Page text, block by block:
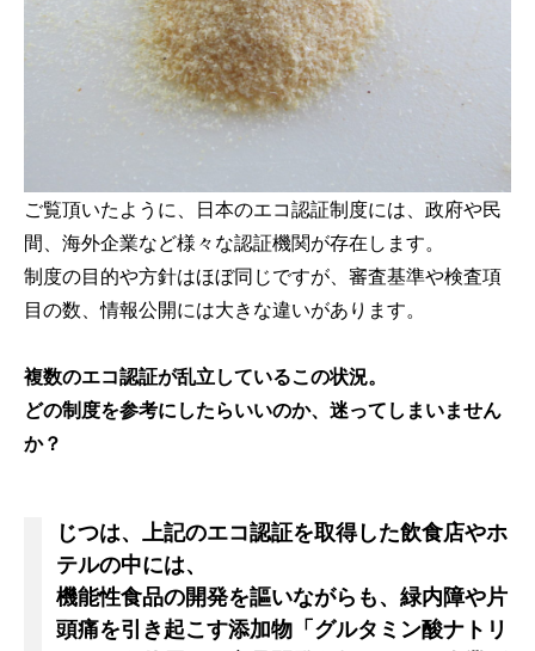
ご覧頂いたように、日本のエコ認証制度には、政府や民
間、海外企業など様々な認証機関が存在します。
制度の目的や方針はほぼ同じですが、審査基準や検査項
目の数、情報公開には大きな違いがあります。
複数のエコ認証が乱立しているこの状況。
どの制度を参考にしたらいいのか、迷ってしまいません
か？
じつは、上記のエコ認証を取得した飲食店やホ
テルの中には、
機能性食品の開発を謳いながらも、緑内障や片
頭痛を引き起こす添加物「グルタミン酸ナトリ